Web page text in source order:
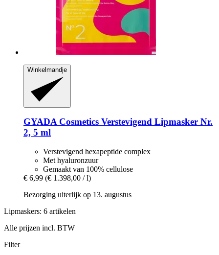
Winkelmandje
GYADA Cosmetics Verstevigend Lipmasker Nr.
2, 5 ml
Verstevigend hexapeptide complex
Met hyaluronzuur
Gemaakt van 100% cellulose
€ 6,99 (€ 1.398,00 / l)
Bezorging uiterlijk op 13. augustus
Lipmaskers: 6 artikelen
Alle prijzen incl. BTW
Filter